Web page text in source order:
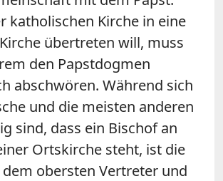
katholischen Kirche in eine
übertreten will, muss
den Papstdogmen
abschwören. Während sich
und die meisten anderen
sind, dass ein Bischof an
Ortskirche steht, ist die
dem obersten Vertreter und